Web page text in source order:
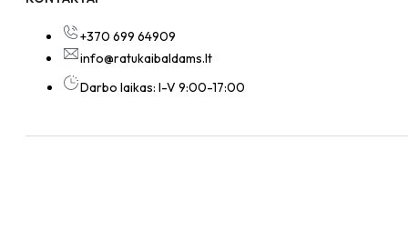
+370 699 64909
info@ratukaibaldams.lt
Darbo laikas: I-V 9:00-17:00